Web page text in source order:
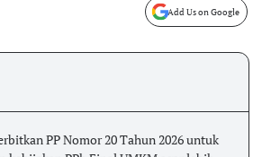
Add Us on Google
PP Nomor 20 Tahun 2026 untuk